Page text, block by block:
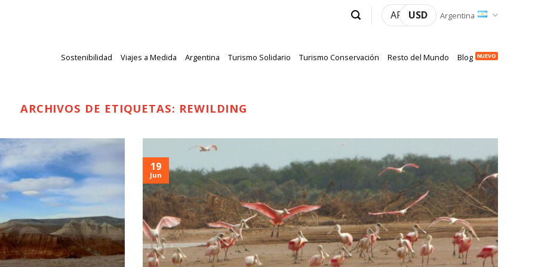
ARS USD Argentina
Sostenibilidad Viajes a Medida Argentina Turismo Solidario Turismo Conservación Resto del Mundo Blog
ARCHIVOS DE ETIQUETAS: REWILDING
19
Jun